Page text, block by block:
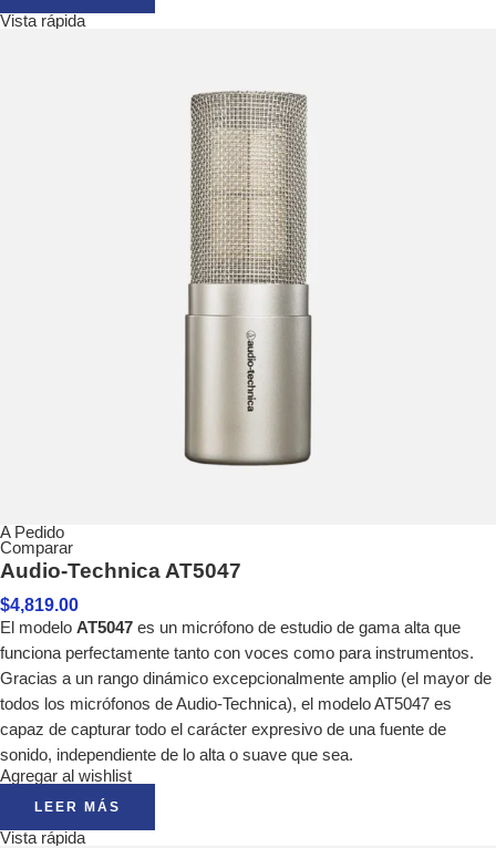
Vista rápida
A Pedido
Comparar
Audio-Technica AT5047
$4,819.00
El modelo AT5047 es un micrófono de estudio de gama alta que
funciona perfectamente tanto con voces como para instrumentos.
Gracias a un rango dinámico excepcionalmente amplio (el mayor de
todos los micrófonos de Audio-Technica), el modelo AT5047 es
capaz de capturar todo el carácter expresivo de una fuente de
sonido, independiente de lo alta o suave que sea.
Agregar al wishlist
LEER MÁS
Vista rápida